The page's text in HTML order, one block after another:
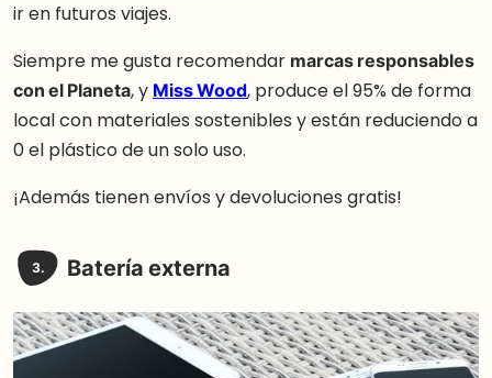
ir en futuros viajes.
Siempre me gusta recomendar marcas responsables
con el Planeta, y Miss Wood, produce el 95% de forma
local con materiales sostenibles y están reduciendo a
0 el plástico de un solo uso.
¡Además tienen envíos y devoluciones gratis!
3. Batería externa